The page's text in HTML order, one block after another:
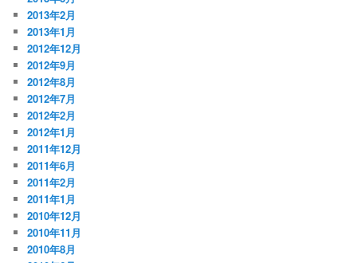
2013年2月
2013年1月
2012年12月
2012年9月
2012年8月
2012年7月
2012年2月
2012年1月
2011年12月
2011年6月
2011年2月
2011年1月
2010年12月
2010年11月
2010年8月